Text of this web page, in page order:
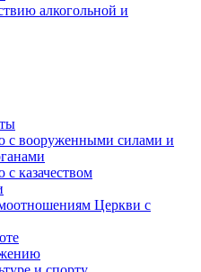
алкогольной и
с вооруженными силами и
казачеством
Церкви с